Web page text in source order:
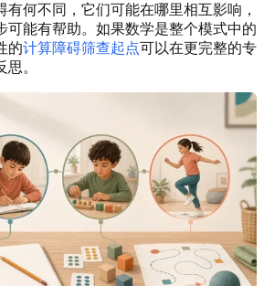
有何不同，它们可能在哪里相互影响，
可能有帮助。如果数学是整个模式中的
的计算障碍筛查起点可以在更完整的专
。